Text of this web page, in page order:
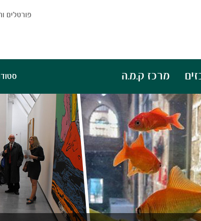
פורטלים
מרכז ק.מ.ה